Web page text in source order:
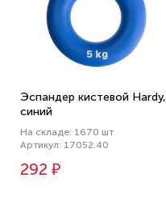
Эспандер кистевой Hardy,
синий
На складе: 1670 шт
Артикул: 17052.40
292 ₽